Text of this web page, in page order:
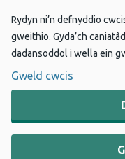
Rydyn ni’n defnyddio
gweithio. Gyda’ch
dadansoddol i wella ein
Gweld cwcis